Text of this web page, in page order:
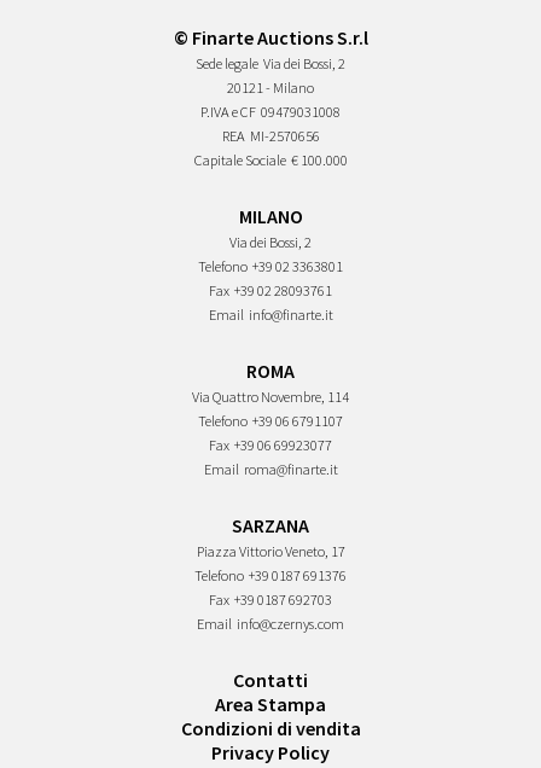
© Finarte Auctions S.r.l
Sede legale Via dei Bossi, 2
20121 - Milano
P.IVA e CF 09479031008
REA MI-2570656
Capitale Sociale € 100.000
MILANO
Via dei Bossi, 2
Telefono +39 02 3363801
Fax +39 02 28093761
Email info@finarte.it
ROMA
Via Quattro Novembre, 114
Telefono +39 06 6791107
Fax +39 06 69923077
Email roma@finarte.it
SARZANA
Piazza Vittorio Veneto, 17
Telefono +39 0187 691376
Fax +39 0187 692703
Email info@czernys.com
Contatti
Area Stampa
Condizioni di vendita
Privacy Policy